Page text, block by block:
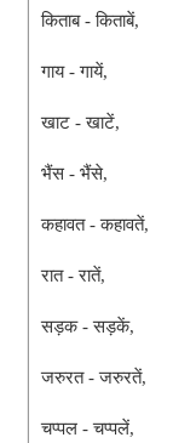
किताब - किताबें,
गाय - गायें,
खाट - खाटें,
भैंस - भैंसे,
कहावत - कहावतें,
रात - रातें,
सड़क - सड़कें,
जरुरत - जरुरतें,
चप्पल - चप्पलें,